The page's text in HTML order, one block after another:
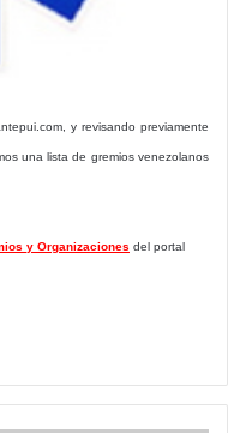
y revisando previamente
una lista de gremios venezolanos
y Organizaciones del portal